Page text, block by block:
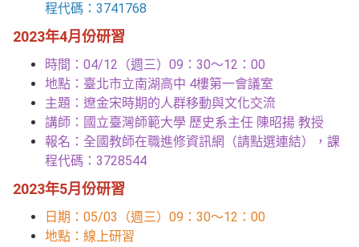
程代碼：3741768
2023年4月份研習
時間：04/12（週三）09：30～12：00
地點：臺北市立南湖高中 4樓第一會議室
主題：遼金宋時期的人群移動與文化交流
講師：國立臺灣師範大學 歷史系主任 陳昭揚 教授
報名： 全國教師在職進修資訊網（請點選連結）
，課
程代碼：3728544
2023年5月份研習
日期：05/03（週三）09：30～12：00
地點：線上研習